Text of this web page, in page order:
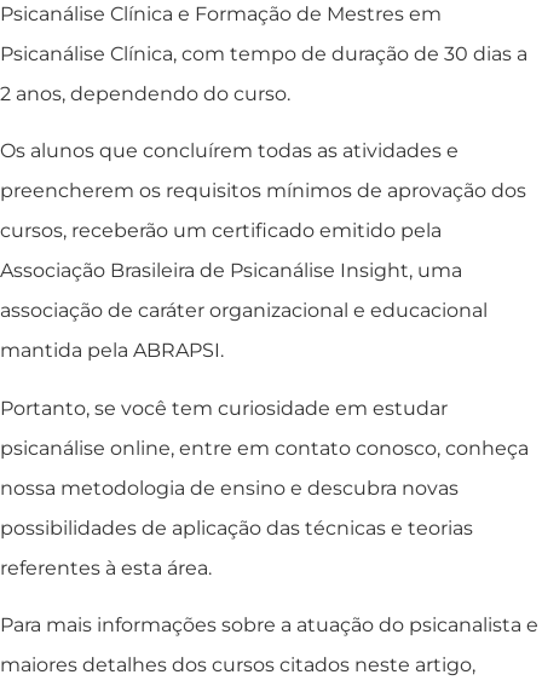
Psicanálise Clínica e Formação de Mestres em
Psicanálise Clínica, com tempo de duração de 30 dias a
2 anos, dependendo do curso.
Os alunos que concluírem todas as atividades e
preencherem os requisitos mínimos de aprovação dos
cursos, receberão um certificado emitido pela
Associação Brasileira de Psicanálise Insight, uma
associação de caráter organizacional e educacional
mantida pela ABRAPSI.
Portanto, se você tem curiosidade em estudar
psicanálise online, entre em contato conosco, conheça
nossa metodologia de ensino e descubra novas
possibilidades de aplicação das técnicas e teorias
referentes à esta área.
Para mais informações sobre a atuação do psicanalista e
maiores detalhes dos cursos citados neste artigo,